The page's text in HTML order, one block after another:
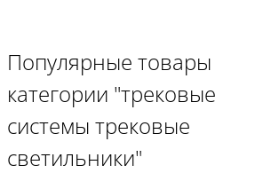
Популярные товары
категории "трековые
системы трековые
светильники"